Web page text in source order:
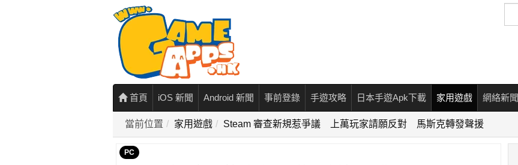
尋
首頁 iOS 新聞 Android 新聞 事前登錄 手遊攻略 日本手遊Apk下載 家用遊戲 網絡新聞
當前位置 家用遊戲 Steam 審查新規惹爭議 上萬玩家請願反對 馬斯克轉發聲援
PC